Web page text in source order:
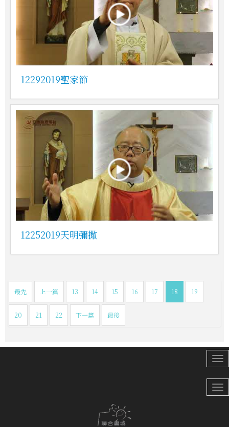
12292019聖家節
12252019天明彌撒
最先 上一篇 13 14 15 16 17 18 19
20 21 22 下一篇 最後